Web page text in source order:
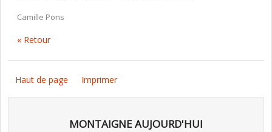
Camille Pons
« Retour
Haut de page Imprimer
MONTAIGNE AUJOURD'HUI